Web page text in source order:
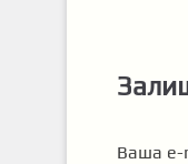
Ваша e-